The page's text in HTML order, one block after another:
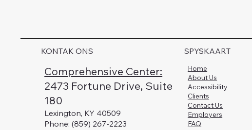
KONTAK ONS
Comprehensive Center:
2473 Fortune Drive, Suite
180
Lexington, KY 40509
Phone: (859) 267-2223
SPYSKAART
Home
About Us
Accessibility
Clients
Contact Us
Employers
FAQ